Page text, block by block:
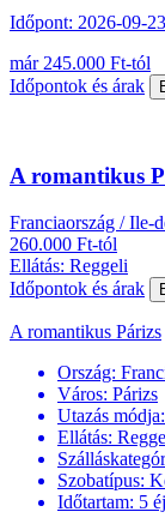
Időpont: 2026-09-
már 245.000 Ft-tól
Időpontok és árak
A romantikus
Franciaország / Ile-
260.000 Ft-tól
Ellátás: Reggeli
Időpontok és árak
A romantikus Párizs
Ország:
Város: Párizs
Utazás módja:
Ellátás:
Szobatípus:
Időtartam: 5 éj